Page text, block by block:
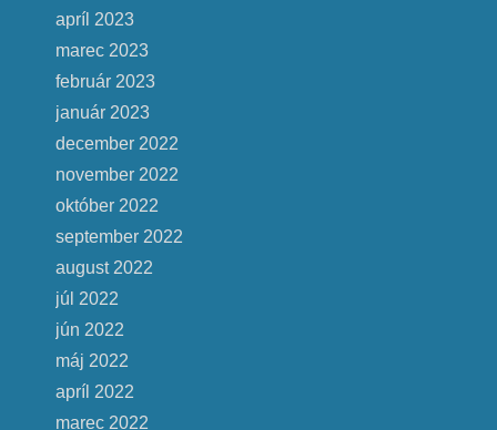
apríl 2023
marec 2023
február 2023
január 2023
december 2022
november 2022
október 2022
september 2022
august 2022
júl 2022
jún 2022
máj 2022
apríl 2022
marec 2022